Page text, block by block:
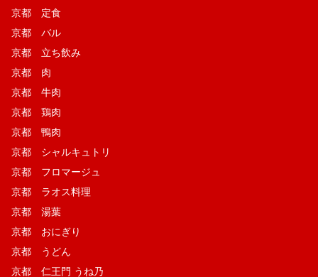
京都 定食
京都 バル
京都 立ち飲み
京都 肉
京都 牛肉
京都 鶏肉
京都 鴨肉
京都 シャルキュトリ
京都 フロマージュ
京都 ラオス料理
京都 湯葉
京都 おにぎり
京都 うどん
京都 仁王門 うね乃